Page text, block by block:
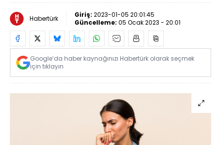
Habertürk Giriş: 2023-01-05 20:01:45
Güncelleme: 05 Ocak 2023 - 20:01
Google’da haber kaynağınızı Habertürk olarak seçmek
için tıklayın